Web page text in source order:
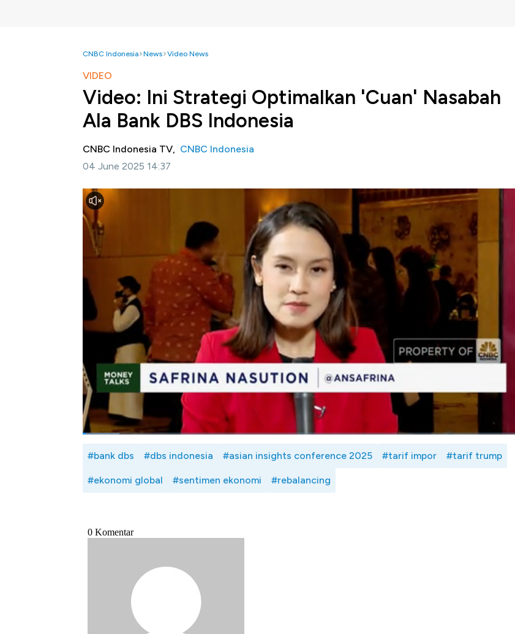
CNBC Indonesia News Video News
VIDEO
Video: Ini Strategi Optimalkan 'Cuan' Nasabah
Ala Bank DBS Indonesia
CNBC Indonesia TV, CNBC Indonesia
04 June 2025 14:37
Jakarta, CNBC Indonesia-
Pasar keuangan global maupun domestik sempat bergejolak saat
Presiden Amerika Serikat Donald Trump resmi menjabat dan mulai mengeluarkan kebijakan tarif impor
yang dinilai dapat memicu gejolak perekonomian dunia. Hal ini pun membuat para pengelola investasi
di berbagai lembaga memutar otak dan melakukan rebalancing portofolio aset kelolaannya untuk
dapat tetap memberikan imbal hasil yang baik bagi para investor. Hal ini pun dilakukan oleh Bank DBS
Lalu bagaimana sebenarnya strategi Bank DBS Indonesia untuk mengoptimalkan keuntungan
investasi nasabahnya di tengah ketidakpastian ekonomi tersebut? Simak dialog Jurnalis CNBC
Indonesia, Safrina Nasution bersama Head of Liabitilies, Segmentation and Mortgage, Consumer
Banking Group Bank DBS Indonesia, Natalina Syabana,selengkapnya dalam program Power Lunch
CNBC Indonesia (Rabu, 04/06/2025) berikut ini.
Bagikan:
#bank dbs #dbs indonesia #asian insights conference 2025 #tarif impor #tarif trump
#ekonomi global #sentimen ekonomi #rebalancing